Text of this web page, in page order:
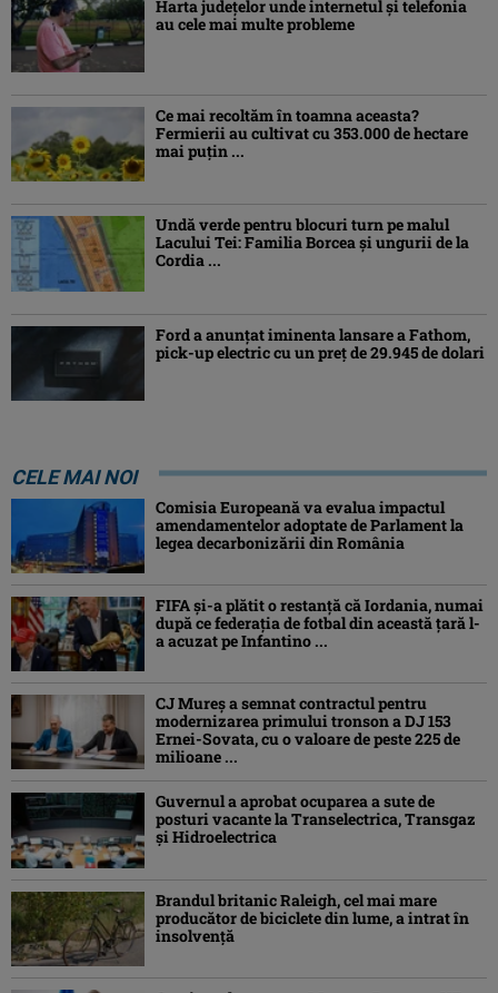
Harta județelor unde internetul și telefonia
au cele mai multe probleme
Ce mai recoltăm în toamna aceasta?
Fermierii au cultivat cu 353.000 de hectare
mai puțin ...
Undă verde pentru blocuri turn pe malul
Lacului Tei: Familia Borcea și ungurii de la
Cordia ...
Ford a anunțat iminenta lansare a Fathom,
pick-up electric cu un preț de 29.945 de dolari
CELE MAI NOI
Comisia Europeană va evalua impactul
amendamentelor adoptate de Parlament la
legea decarbonizării din România
FIFA și-a plătit o restanță că Iordania, numai
după ce federația de fotbal din această țară l-
a acuzat pe Infantino ...
CJ Mureș a semnat contractul pentru
modernizarea primului tronson a DJ 153
Ernei-Sovata, cu o valoare de peste 225 de
milioane ...
Guvernul a aprobat ocuparea a sute de
posturi vacante la Transelectrica, Transgaz
și Hidroelectrica
Brandul britanic Raleigh, cel mai mare
producător de biciclete din lume, a intrat în
insolvență